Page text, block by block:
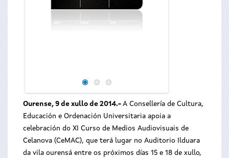
Ourense, 9 de xullo de 2014.- A Consellería de Cultura,
Educación e Ordenación Universitaria apoia a
celebración do XI Curso de Medios Audiovisuais de
Celanova (CeMAC), que terá lugar no Auditorio Ilduara
da vila ourensá entre os próximos días 15 e 18 de xullo,